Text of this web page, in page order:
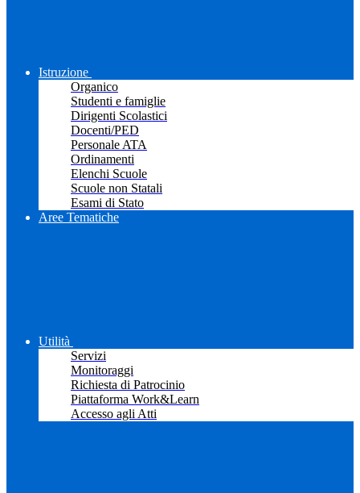
Istruzione
Organico
Studenti e famiglie
Dirigenti Scolastici
Docenti/PED
Personale ATA
Ordinamenti
Elenchi Scuole
Scuole non Statali
Esami di Stato
Aree Tematiche
Utilità
Servizi
Monitoraggi
Richiesta di Patrocinio
Piattaforma Work&Learn
Accesso agli Atti